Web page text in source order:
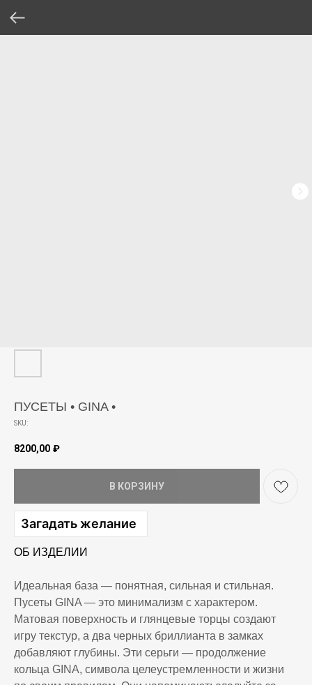
ПУСЕТЫ • GINA •
SKU:
8200,00 ₽
В КОРЗИНУ
Загадать желание
ОБ ИЗДЕЛИИ
Идеальная база — понятная, сильная и стильная.
Пусеты GINA — это минимализм с характером.
Матовая поверхность и глянцевые торцы создают
игру текстур, а два черных бриллианта в замках
добавляют глубины. Эти серьги — продолжение
кольца GINA, символа целеустремленности и жизни